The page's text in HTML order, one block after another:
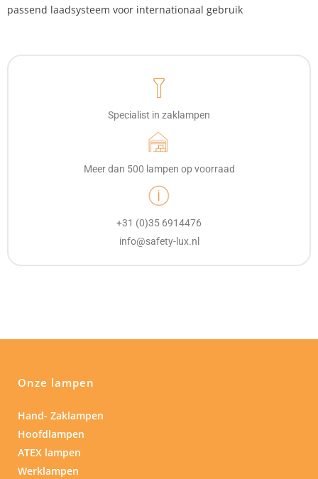
passend laadsysteem voor internationaal gebruik
Specialist in zaklampen
Meer dan 500 lampen op voorraad
+31 (0)35 6914476
info@safety-lux.nl
Onze lampen
Hand- Zaklampen
Hoofdlampen
ATEX lampen
Werklampen